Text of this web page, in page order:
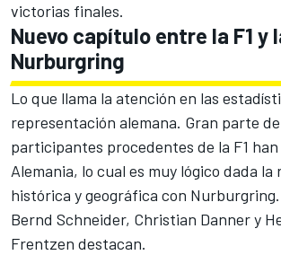
victorias finales.
Nuevo capítulo entre la F1 y
Nurburgring
Lo que llama la atención en las
representación alemana. Gran parte
participantes procedentes de la F1
Alemania, lo cual es muy lógico dada la
histórica y geográfica con
Bernd Schneider, Christian Dannery
Frentzen destacan.